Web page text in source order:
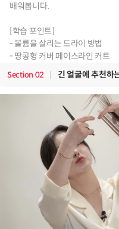
배워봅니다.
[학습 포인트]
- 볼륨을 살리는 드라이 방법
- 땅콩형 커버 페이스라인 커트
Section 02 긴 얼굴에 추천하